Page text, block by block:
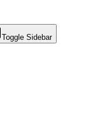
Toggle Sidebar